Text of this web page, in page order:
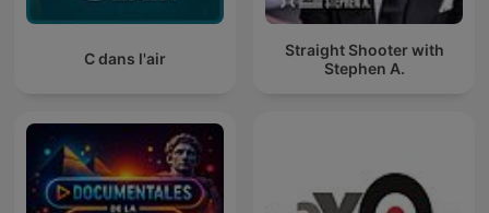
C dans l'air
Straight Shooter with
Stephen A.